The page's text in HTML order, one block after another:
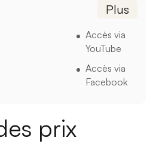
Plus
Accès via
YouTube
Accès via
Facebook
prix